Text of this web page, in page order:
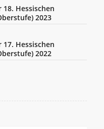
Hessischen
2023
Hessischen
2022